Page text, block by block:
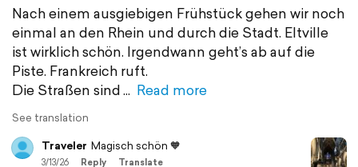
Nach einem ausgiebigen Frühstück gehen wir noch
einmal an den Rhein und durch die Stadt. Eltville
ist wirklich schön. Irgendwann geht’s ab auf die
Piste. Frankreich ruft.
Die Straßen sind
Read more
See translation
Traveler Magisch schön 🧡
3/13/26 Reply Translate